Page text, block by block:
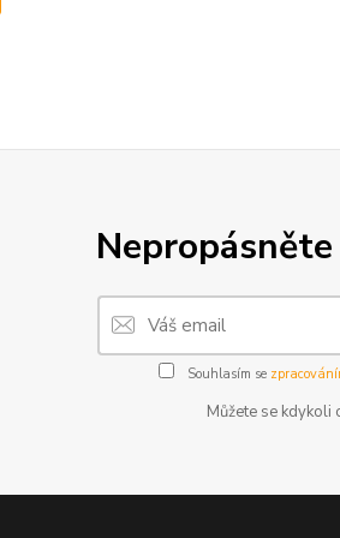
Souhlasím se
Můžete se kdykoli